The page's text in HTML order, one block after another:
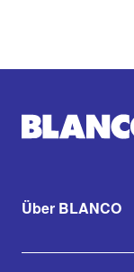
Über BLANCO